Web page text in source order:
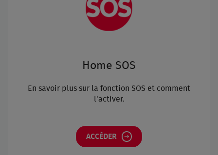
Home SOS
En savoir plus sur la fonction SOS et comment
l'activer.
ACCÉDER